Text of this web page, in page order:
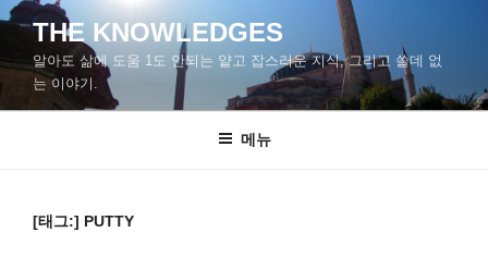
콘
츠
바
THE KNOWLEDGES
알아도 삶에 도움 1도 안되는 얕고 잡스러운 지식, 그리고 쓸데 없
는 이야기.
메뉴
[태그:] PUTTY